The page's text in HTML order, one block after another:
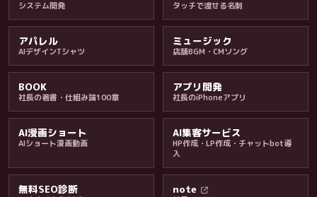
システム開発 タッチで渡せる名刺
アパレル
AIデザインTシャツ
ミュージック
店舗BGM・CMソング
BOOK
社長の著書・仕組み論100章
アプリ開発
社長のiPhoneアプリ
AI漫画ショート
AIショート漫画動画
AI集客サービス
HP作成・LP作成・チャットbot導
入
無料SEO診断 note